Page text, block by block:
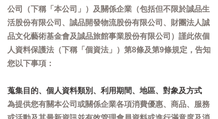
公司（下稱「本公司」）及關係企業（包括但不限於誠品生
活股份有限公司、誠品開發物流股份有限公司、財團法人誠
品文化藝術基金會及誠品旅館事業股份有限公司）謹此依個
人資料保護法（下稱「個資法」）第8條及第9條規定，告知
您以下事項：
蒐集目的、個人資料類別、利用期間、地區、對象及方式
為提供您有關本公司或關係企業各項消費優惠、商品、服務